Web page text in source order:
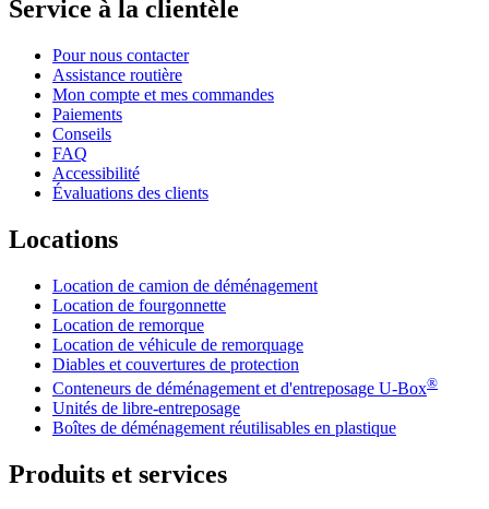
Service à la clientèle
Pour nous contacter
Assistance routière
Mon compte et mes commandes
Paiements
Conseils
FAQ
Accessibilité
Évaluations des clients
Locations
Location de camion de déménagement
Location de fourgonnette
Location de remorque
Location de véhicule de remorquage
Diables et couvertures de protection
Conteneurs de déménagement et d'entreposage U-Box®
Unités de libre-entreposage
Boîtes de déménagement réutilisables en plastique
Produits et services